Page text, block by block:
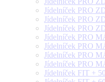
Jídelníček PRO
Jídelníček PRO
Jídelníček PRO
Jídelníček PRO
Jídelníček PRO
Jídelníček PRO
Jídelníček PRO
Jídelníček FIT +